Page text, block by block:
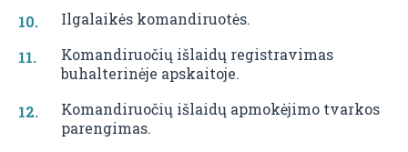
Ilgalaikės komandiruotės.
Komandiruočių išlaidų registravimas
buhalterinėje apskaitoje.
Komandiruočių išlaidų apmokėjimo tvarkos
parengimas.